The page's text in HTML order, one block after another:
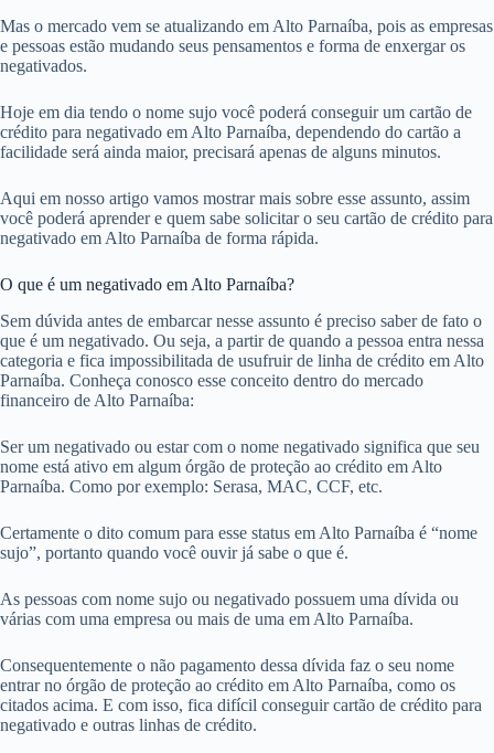
Mas o mercado vem se atualizando em Alto Parnaíba, pois as empresas
e pessoas estão mudando seus pensamentos e forma de enxergar os
negativados.
Hoje em dia tendo o nome sujo você poderá conseguir um cartão de
crédito para negativado em Alto Parnaíba, dependendo do cartão a
facilidade será ainda maior, precisará apenas de alguns minutos.
Aqui em nosso artigo vamos mostrar mais sobre esse assunto, assim
você poderá aprender e quem sabe solicitar o seu cartão de crédito para
negativado em Alto Parnaíba de forma rápida.
O que é um negativado em Alto Parnaíba?
Sem dúvida antes de embarcar nesse assunto é preciso saber de fato o
que é um negativado. Ou seja, a partir de quando a pessoa entra nessa
categoria e fica impossibilitada de usufruir de linha de crédito em Alto
Parnaíba. Conheça conosco esse conceito dentro do mercado
financeiro de Alto Parnaíba:
Ser um negativado ou estar com o nome negativado significa que seu
nome está ativo em algum órgão de proteção ao crédito em Alto
Parnaíba. Como por exemplo: Serasa, MAC, CCF, etc.
Certamente o dito comum para esse status em Alto Parnaíba é “nome
sujo”, portanto quando você ouvir já sabe o que é.
As pessoas com nome sujo ou negativado possuem uma dívida ou
várias com uma empresa ou mais de uma em Alto Parnaíba.
Consequentemente o não pagamento dessa dívida faz o seu nome
entrar no órgão de proteção ao crédito em Alto Parnaíba, como os
citados acima. E com isso, fica difícil conseguir cartão de crédito para
negativado e outras linhas de crédito.